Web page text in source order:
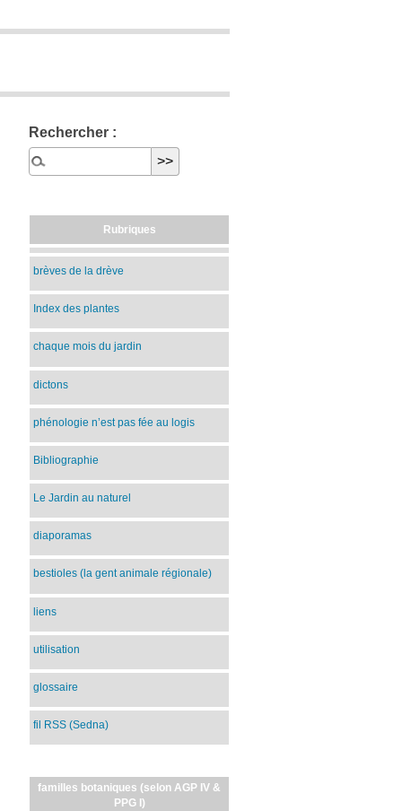
Rechercher :
Rubriques
brèves de la drève
Index des plantes
chaque mois du jardin
dictons
phénologie n’est pas fée au logis
Bibliographie
Le Jardin au naturel
diaporamas
bestioles (la gent animale régionale)
liens
utilisation
glossaire
fil RSS (Sedna)
familles botaniques (selon AGP IV &
PPG I)